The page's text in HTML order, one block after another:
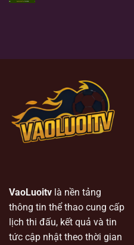
VaoLuoitv là nền tảng
thông tin thể thao cung cấp
lịch thi đấu, kết quả và tin
tức cập nhật theo thời gian